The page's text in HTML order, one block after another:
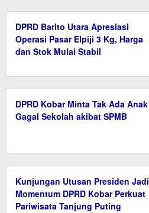
DPRD Barito Utara Apresiasi
Operasi Pasar Elpiji 3 Kg, Harga
dan Stok Mulai Stabil
DPRD Kobar Minta Tak Ada Anak
Gagal Sekolah akibat SPMB
Kunjungan Utusan Presiden Jadi
Momentum DPRD Kobar Perkuat
Pariwisata Tanjung Puting